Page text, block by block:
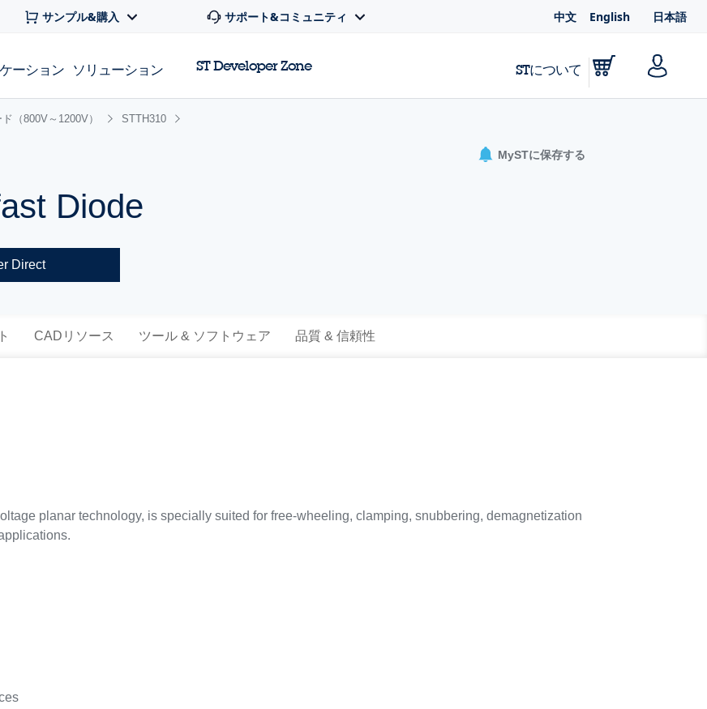
サンプル&購入 サポート&コミュニティ 中文 English 日本語
ーション ソリューション ST Developer Zone STについて
（800V～1200V） STTH310
Diode
MySTに保存する
Direct
CADリソース ツール & ソフトウェア 品質 & 信頼性
planar technology, is specially suited for free-wheeling, clamping, snubbering, demagnetization